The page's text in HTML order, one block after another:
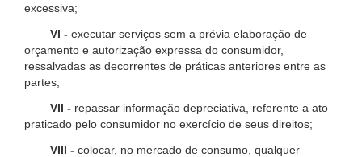
excessiva;
VI - executar serviços sem a prévia elaboração de
orçamento e autorização expressa do consumidor,
ressalvadas as decorrentes de práticas anteriores entre as
partes;
VII - repassar informação depreciativa, referente a ato
praticado pelo consumidor no exercício de seus direitos;
VIII - colocar, no mercado de consumo, qualquer